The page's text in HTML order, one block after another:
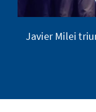
Javier Milei